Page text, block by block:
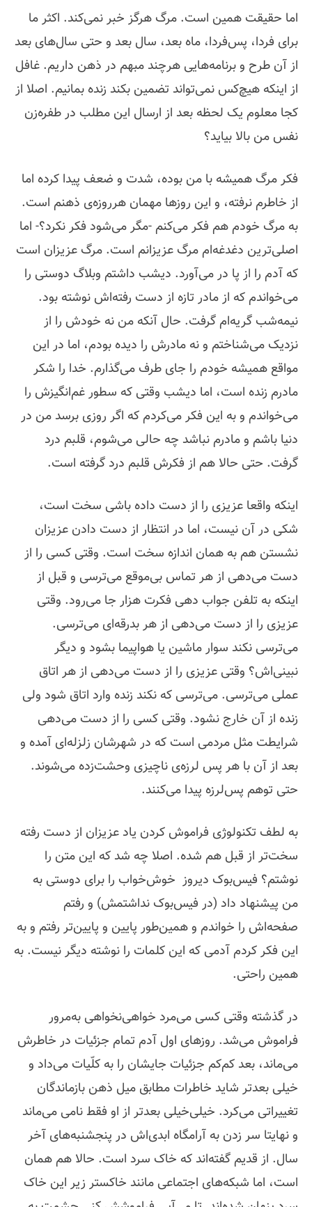
اما حقیقت همین است. مرگ هرگز خبر نمی‌کند. اکثر ما
برای فردا، پس‌فردا، ماه بعد، سال‌ بعد و حتی سال‌های بعد
از آن طرح و برنامه‌هایی هرچند مبهم در ذهن داریم. غافل
از اینکه هیچ‌کس نمی‌تواند تضمین بکند زنده بمانیم. اصلا از
کجا معلوم یک لحظه بعد از ارسال این مطلب در طفره‌زن
نفس من بالا بیاید؟
فکر مرگ همیشه با من بوده، شدت و ضعف پیدا کرده اما
از خاطرم نرفته، و این روزها مهمان هرروزه‌ی ذهنم است.
به مرگ خودم هم فکر می‌کنم -مگر می‌شود فکر نکرد؟- اما
اصلی‌ترین دغدغه‌ام مرگ عزیزانم است. مرگ عزیزان است
که آدم را از پا در می‌آورد. دیشب داشتم وبلاگ دوستی را
می‌خواندم که از مادر تازه از دست رفته‌اش نوشته بود.
نیمه‌شب گریه‌ام گرفت. حال آنکه من نه خودش را از
نزدیک می‌شناختم و نه مادرش را دیده بودم، اما در این
مواقع همیشه خودم را جای طرف می‌گذارم. خدا را شکر
مادرم زنده است، اما دیشب وقتی که سطور غم‌انگیزش را
می‌خواندم و به این فکر می‌کردم که اگر روزی برسد من در
دنیا باشم و مادرم نباشد چه حالی می‌شوم، قلبم درد
گرفت. حتی حالا هم از فکرش قلبم درد گرفته است.
اینکه واقعا عزیزی را از دست داده باشی سخت است،
شکی در آن نیست، اما در انتظار از دست دادن عزیزان
نشستن هم به همان اندازه سخت است. وقتی کسی را از
دست می‌دهی از هر تماس بی‌موقع می‌ترسی و قبل از
اینکه به تلفن جواب دهی فکرت هزار جا می‌رود. وقتی
عزیزی را از دست می‌دهی از هر بدرقه‌‌ای می‌ترسی.
می‌ترسی نکند سوار ماشین یا هواپیما بشود و دیگر
نبینی‌اش؟ وقتی عزیزی را از دست می‌دهی از هر اتاق
عملی می‌ترسی. می‌ترسی که نکند زنده وارد اتاق شود ولی
زنده از آن خارج نشود. وقتی کسی را از دست می‌دهی
شرایطت مثل مردمی است که در شهرشان زلزله‌ای آمده و
بعد از آن با هر پس لرزه‌ی ناچیزی وحشت‌زده می‌شوند.
حتی توهم پس‌لرزه پیدا می‌کنند.
به لطف تکنولوژی فراموش کردن یاد عزیزان از دست رفته
سخت‌تر از قبل هم شده. اصلا چه شد که این متن را
نوشتم؟ فیس‌بوک دیروز خوش‌خواب را برای دوستی به
من پیشنهاد داد (در فیس‌بوک نداشتمش) و رفتم
صفحه‌اش را خواندم و همین‌طور پایین و پایین‌تر رفتم و به
این فکر کردم آدمی که این کلمات را نوشته دیگر نیست. به
همین راحتی.
در گذشته وقتی کسی می‌مرد خواهی‌نخواهی به‌مرور
فراموش می‌شد. روزهای اول آدم تمام جزئیات در خاطرش
می‌ماند، بعد کم‌کم جزئیات جایشان را به کلّیات می‌داد و
خیلی بعدتر شاید خاطرات مطابق میل ذهن بازماندگان
تغییراتی می‌کرد. خیلی‌خیلی بعدتر از او فقط نامی می‌ماند
و نهایتا سر زدن به آرامگاه ابدی‌اش در پنجشنبه‌های آخر
سال. از قدیم گفته‌اند که خاک سرد است. حالا هم همان
است، اما شبکه‌های اجتماعی مانند خاکستر زیر این خاک